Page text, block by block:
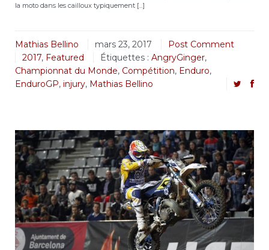
la moto dans les cailloux typiquement […]
Mathias Bellino mars 23, 2017
Post Comment
2017, Featured Étiquettes : AngryGinger,
Championnat du Monde, Compétition, Enduro,
EnduroGP, injury, Mathias Bellino